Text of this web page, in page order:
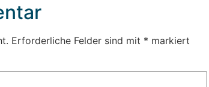
Erforderliche Felder sind mit * markiert